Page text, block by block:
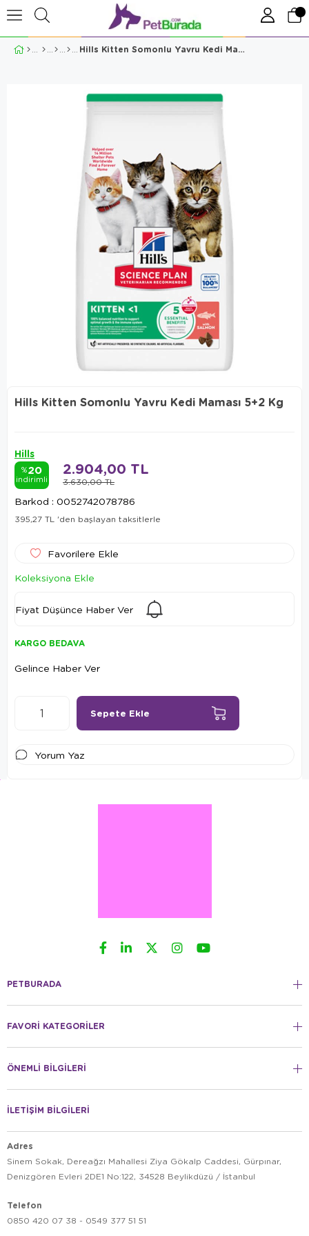
Hills Kitten Somonlu Yavru Kedi Maması 5+2 Kg
Hills Kitten Somonlu Yavru Kedi Maması 5+2 Kg
Hills
%20
indirimli 3.630,00 TL
2.904,00 TL
Barkod : 0052742078786
395,27 TL 'den başlayan taksitlerle
Favorilere Ekle
Koleksiyona Ekle
Fiyat Düşünce Haber Ver
KARGO BEDAVA
Gelince Haber Ver
Yorum Yaz
PETBURADA
FAVORİ KATEGORİLER
ÖNEMLİ BİLGİLERİ
İLETİŞİM BİLGİLERİ
Adres
Sinem Sokak, Dereağzı Mahallesi Ziya Gökalp Caddesi, Gürpınar,
Denizgören Evleri 2DE1 No:122, 34528 Beylikdüzü / İstanbul
Telefon
0850 420 07 38 - 0549 377 51 51